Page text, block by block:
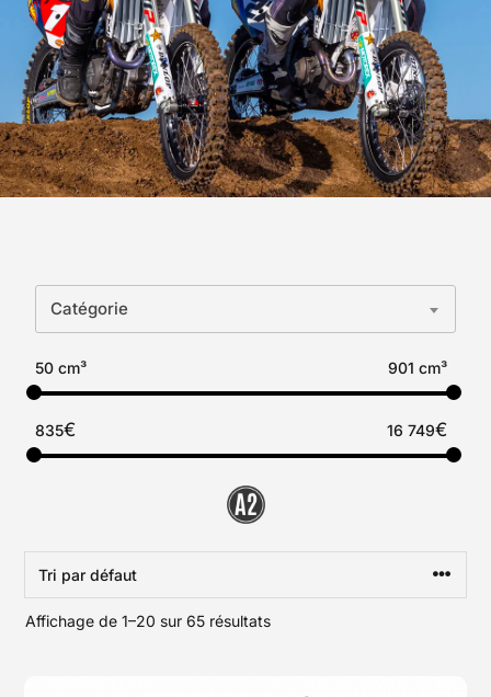
Catégorie
50 cm³ 901 cm³
835€ 16 749€
Affichage de 1–20 sur 65 résultats